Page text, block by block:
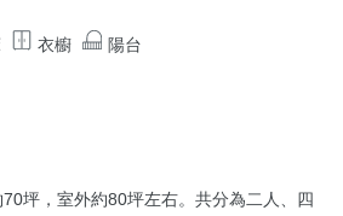
衣櫥
陽台
坪，室外約80坪左右。共分為二人、四